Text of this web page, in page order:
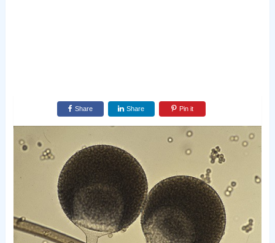
Share Share Pin it